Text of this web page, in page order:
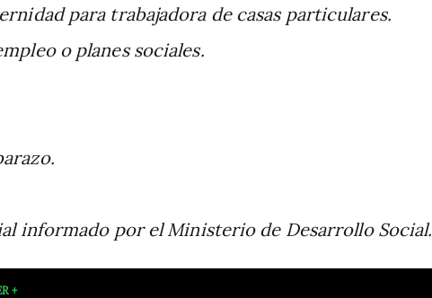
para trabajadora de casas particulares.
o planes sociales.
informado por el Ministerio de Desarrollo Social.
+